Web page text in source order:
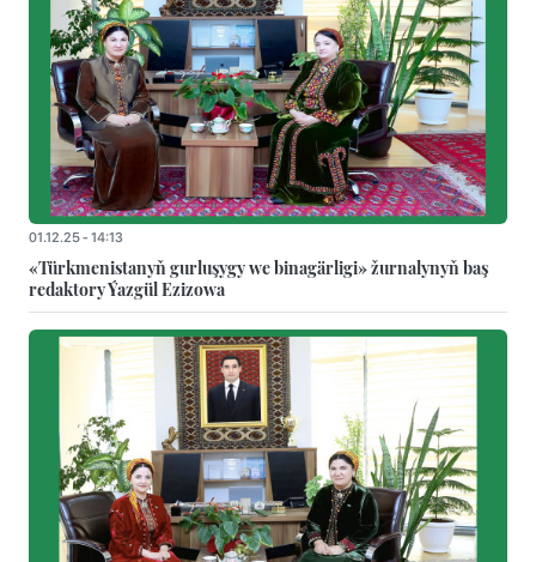
01.12.25 - 14:13
«Türkmenistanyň gurluşygy we binagärligi» žurnalynyň baş
redaktory Ýazgül Ezizowa